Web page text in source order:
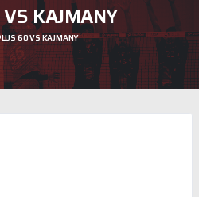
KAJMANY
60 VS KAJMANY